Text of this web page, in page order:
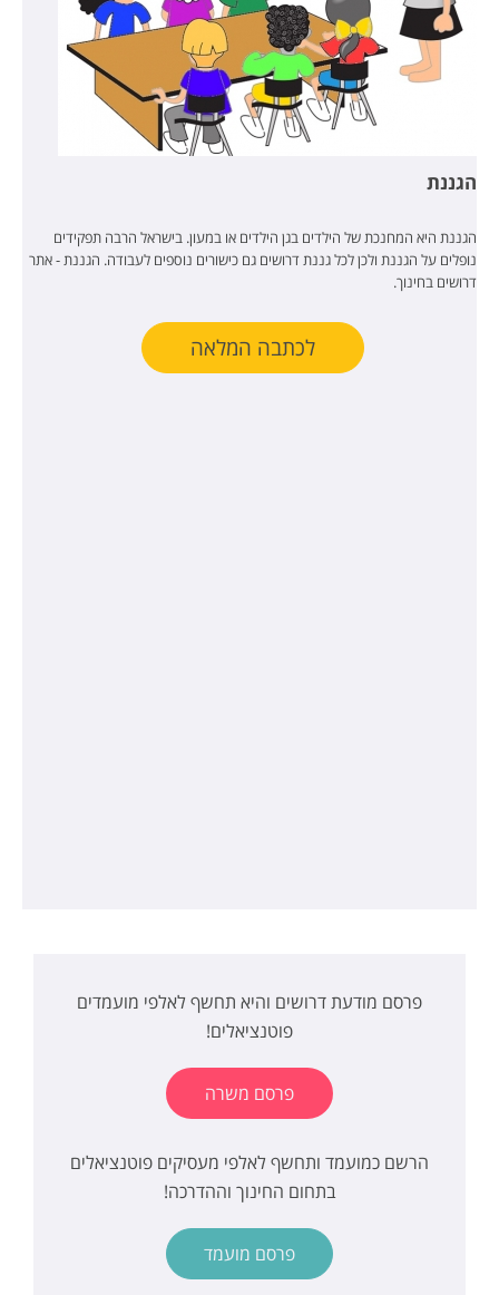
הגננת
הגננת היא המחנכת של הילדים בגן הילדים או במעון. בישראל הרבה תפקידים
נופלים על הגננת ולכן לכל גננת דרושים גם כישורים נוספים לעבודה. הגננת - אתר
דרושים בחינוך.
לכתבה המלאה
פרסם מודעת דרושים והיא תחשף לאלפי מועמדים
פוטנציאלים!
פרסם משרה
הרשם כמועמד ותחשף לאלפי מעסיקים פוטנציאלים
בתחום החינוך וההדרכה!
פרסם מועמד